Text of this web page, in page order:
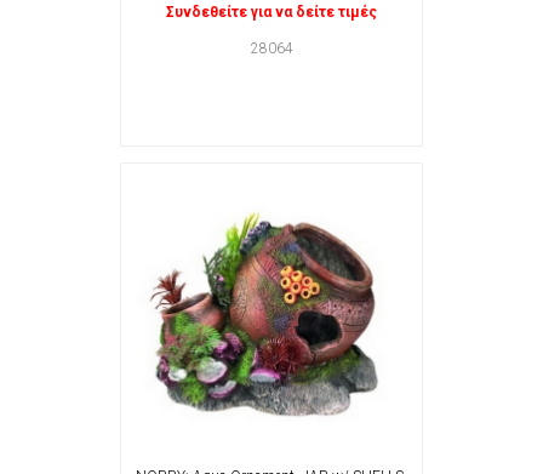
Συνδεθείτε για να δείτε τιμές
28064